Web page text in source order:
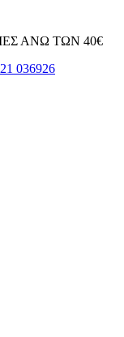
ΑΝΩ ΤΩΝ 40€
036926